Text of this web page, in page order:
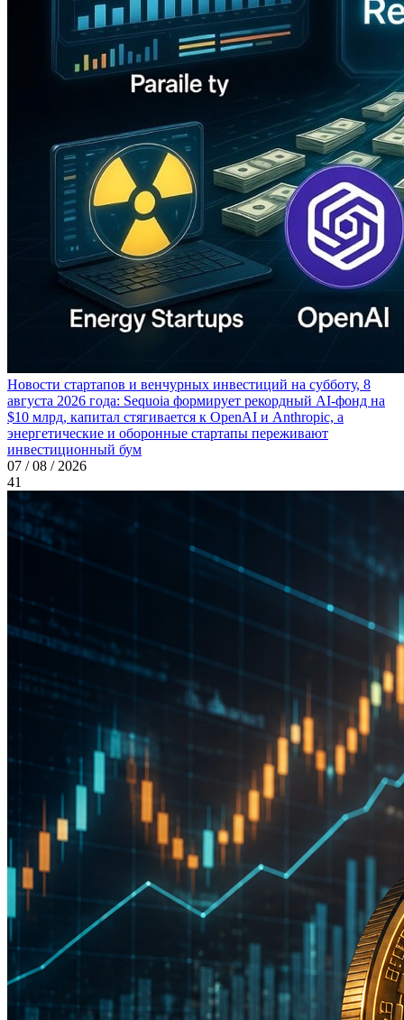
Новости стартапов и венчурных инвестиций на субботу, 8
августа 2026 года: Sequoia формирует рекордный AI-фонд на
$10 млрд, капитал стягивается к OpenAI и Anthropic, а
энергетические и оборонные стартапы переживают
инвестиционный бум
07 / 08 / 2026
41